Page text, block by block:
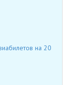
на 20